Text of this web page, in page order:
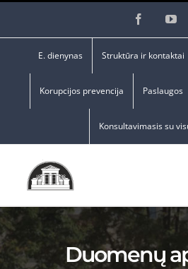
Facebook
E. dienynas Struktūra ir kontaktai
Korupcijos prevencija Paslaugos
Konsultavimasis su
Duomenų